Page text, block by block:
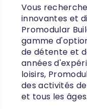
Vous
innovantes et
Promodular
gamme
de détente et
années
loisirs,
des activités
et tous les âges.